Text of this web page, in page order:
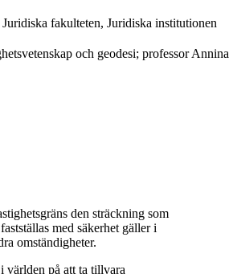
fakulteten, Juridiska institutionen
och geodesi; professor
den sträckning som
med säkerhet gäller i
omständigheter.
värl­den på att ta tillvara